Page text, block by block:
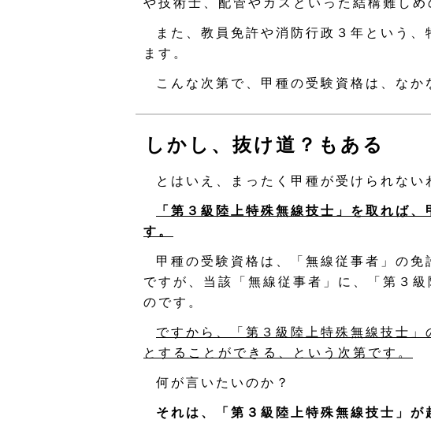
や技術士、配管やガスといった結構難しめ
また、教員免許や消防行政３年という
ます。
こんな次第で、甲種の受験資格は、なか
しかし、抜け道？もある
とはいえ、まったく甲種が受けられない
「第３級陸上特殊無線技士」を取れば
す。
甲種の受験資格は、「無線従事者」の
ですが、当該「無線従事者」に、「第３
のです。
ですから、「第３級陸上特殊無線技士
とすることができる、という次第です。
何が言いたいのか？
それは、「第３級陸上特殊無線技士」が